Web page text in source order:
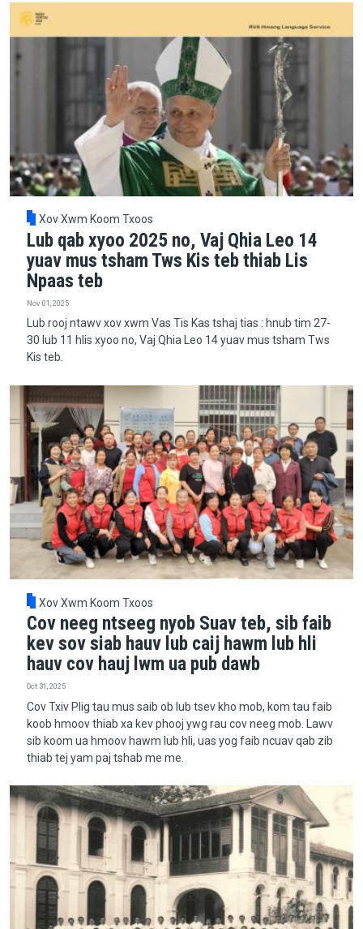
Xov Xwm Koom Txoos
Lub qab xyoo 2025 no, Vaj Qhia Leo 14
yuav mus tsham Tws Kis teb thiab Lis
Npaas teb
Nov 01, 2025
Lub rooj ntawv xov xwm Vas Tis Kas tshaj tias : hnub tim 27-
30 lub 11 hlis xyoo no, Vaj Qhia Leo 14 yuav mus tsham Tws
Kis teb.
Xov Xwm Koom Txoos
Cov neeg ntseeg nyob Suav teb, sib faib
kev sov siab hauv lub caij hawm lub hli
hauv cov hauj lwm ua pub dawb
Oct 31, 2025
Cov Txiv Plig tau mus saib ob lub tsev kho mob, kom tau faib
koob hmoov thiab xa kev phooj ywg rau cov neeg mob. Lawv
sib koom ua hmoov hawm lub hli, uas yog faib ncuav qab zib
thiab tej yam paj tshab me me.